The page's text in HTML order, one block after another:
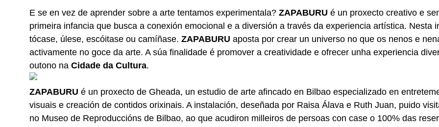
E se en vez de aprender sobre a arte tentamos experimentala? ZAPABURU é un proxecto creativo e
primeira infancia que busca a conexión emocional e a diversión a través da experiencia artística. Nesta
tócase, úlese, escóitase ou camíñase. ZAPABURU aposta por crear un universo no que os nenos e
activamente no goce da arte. A súa finalidade é promover a creatividade e ofrecer unha experiencia
outono na Cidade da Cultura.
ZAPABURU é un proxecto de Gheada, un estudio de arte afincado en Bilbao especializado en
visuais e creación de contidos orixinais. A instalación, deseñada por Raisa Álava e Ruth Juan, puido
no Museo de Reproduccións de Bilbao, ao que acudiron milleiros de persoas con case o 100% das